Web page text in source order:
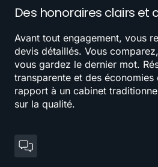
Des honoraires clairs et
Avant tout engagement, vous
devis détaillés. Vous
vous gardez le dernier mot.
transparente et des
rapport à un cabinet
sur la qualité.